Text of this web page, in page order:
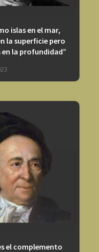
islas en el mar,
la superficie pero
la profundidad”
el complemento